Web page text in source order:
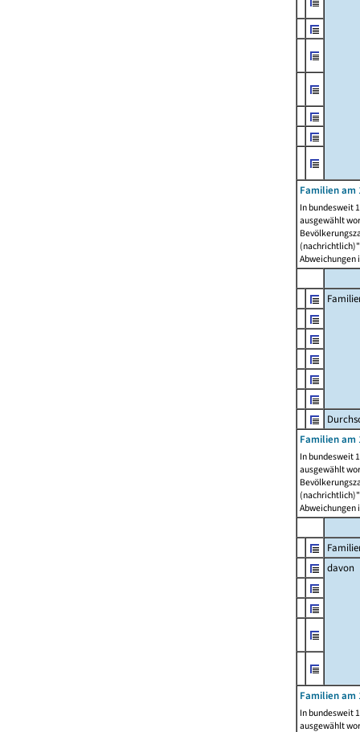
Familien am
In bundesweit
ausgewählt
Abweichungen
Familien am
In bundesweit
ausgewählt
Abweichungen
davon
Familien am
In bundesweit
ausgewählt